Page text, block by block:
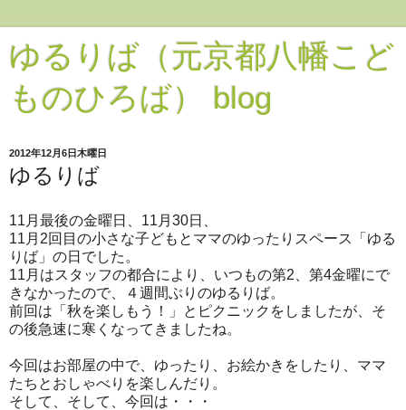
ゆるりば（元京都八幡こど
ものひろば） blog
2012年12月6日木曜日
ゆるりば
11月最後の金曜日、11月30日、
11月2回目の小さな子どもとママのゆったりスペース「ゆる
りば」の日でした。
11月はスタッフの都合により、いつもの第2、第4金曜にで
きなかったので、４週間ぶりのゆるりば。
前回は「秋を楽しもう！」とピクニックをしましたが、そ
の後急速に寒くなってきましたね。
今回はお部屋の中で、ゆったり、お絵かきをしたり、ママ
たちとおしゃべりを楽しんだり。
そして、そして、今回は・・・